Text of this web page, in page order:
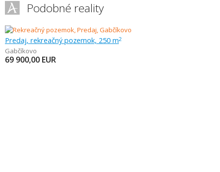
Podobné reality
Predaj, rekreačný pozemok, 250 m2
Gabčíkovo
69 900,00 EUR